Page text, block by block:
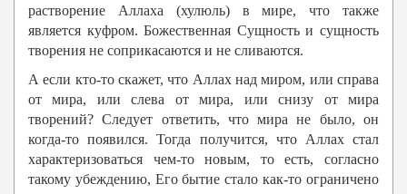
растворение Аллаха (хулюль) в мире, что также
является куфром. Божественная Сущность и сущность
творения не соприкасаются и не сливаются.
А если кто-то скажет, что Аллах над миром, или справа
от мира, или слева от мира, или снизу от мира
творений? Следует ответить, что мира не было, он
когда-то появился. Тогда получится, что Аллах стал
характеризоваться чем-то новым, то есть, согласно
такому убеждению, Его бытие стало как-то ограничено